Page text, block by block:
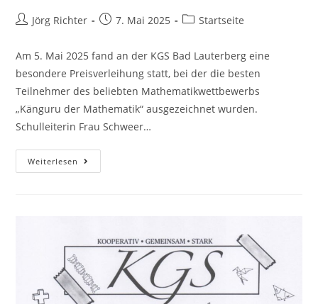
Jörg Richter 7. Mai 2025 Startseite
Am 5. Mai 2025 fand an der KGS Bad Lauterberg eine
besondere Preisverleihung statt, bei der die besten
Teilnehmer des beliebten Mathematikwettbewerbs
„Känguru der Mathematik“ ausgezeichnet wurden.
Schulleiterin Frau Schweer…
Weiterlesen